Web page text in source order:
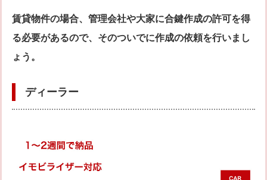
賃貸物件の場合、管理会社や大家に合鍵作成の許可を得
る必要があるので、そのついでに作成の依頼を行いまし
ょう。
ディーラー